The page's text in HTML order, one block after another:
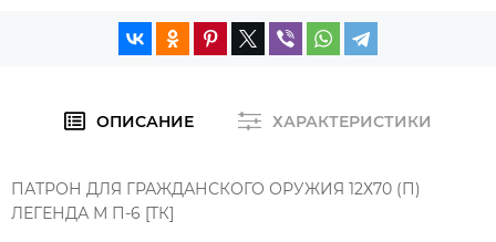
ОПИСАНИЕ ХАРАКТЕРИСТИКИ
ПАТРОН ДЛЯ ГРАЖДАНСКОГО ОРУЖИЯ 12Х70 (П)
ЛЕГЕНДА М П-6 [ТК]